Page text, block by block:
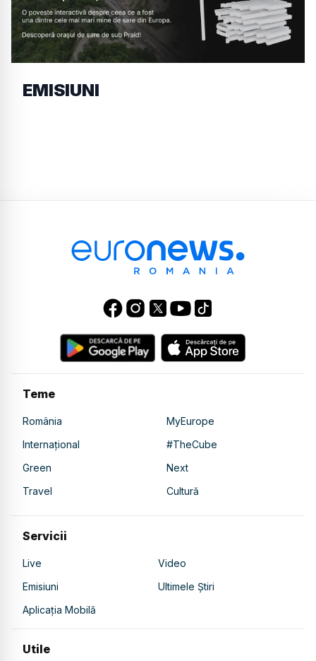
EMISIUNI
Teme
România
MyEurope
Internațional
#TheCube
Green
Next
Travel
Cultură
Servicii
Live
Video
Emisiuni
Ultimele Știri
Aplicația Mobilă
Utile